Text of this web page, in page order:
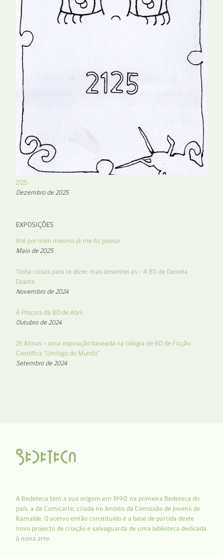
2125
Dezembro de 2025
EXPOSIÇÕES
Até por mim mesmo já me fiz passar
Maio de 2025
Tinha coisas para te dizer, mas desenhei-as – A BD de Daniela
Duarte
Novembro de 2024
À Procura da BD de Abril
Outubro de 2024
25 Almas – uma exposição baseada na trilogia de BD de Ficção
Científica “Umbigo do Mundo”
Setembro de 2024
A Bedeteca tem a sua origem em 1990, na primeira Bedeteca do
país, a da Comicarte, criada no âmbito da Comissão de Jovens de
Ramalde. O acervo então constituído é a base de partida deste
novo projecto de criação e salvaguarda de uma biblioteca dedicada
à nona arte.